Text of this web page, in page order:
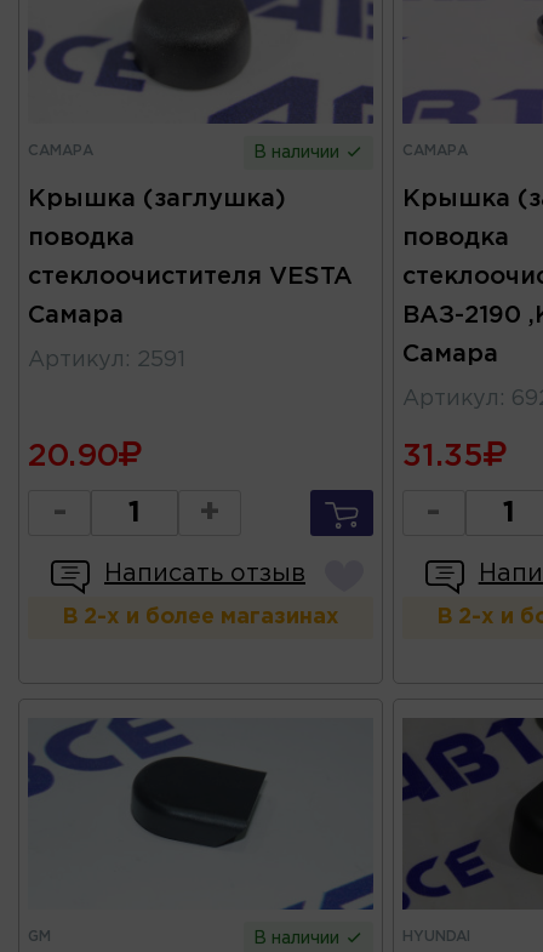
САМАРА В наличии
Крышка (заглушка)
поводка
стеклоочистителя VESTA
Самара
Артикул : 2591
20.90
- +
Написать отзыв
В 2-х и более магазинах
САМАРА
Крышка
поводка
ВАЗ-2190
Самара
Артикул :
31.35
-
В 2-х и
GM В наличии HYUNDAI